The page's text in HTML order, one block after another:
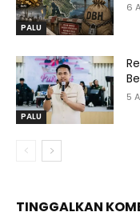
PALU
6
PALU
5
TINGGALKAN